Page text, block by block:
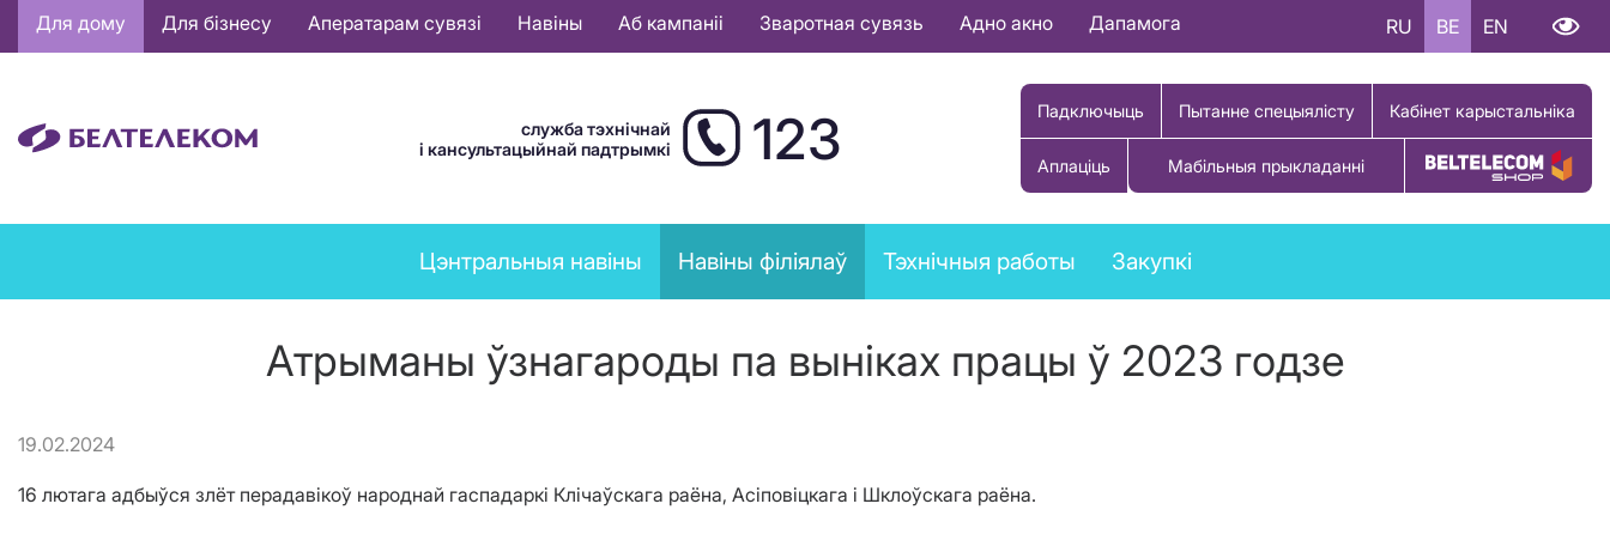
Основная
навигация
Для дому Для бізнесу Аператарам сувязі Навіны Аб кампаніі Зваротная сувязь Адно акно Дапамога RU BE EN
служба тэхнічнай
і кансультацыйнай падтрымкі
123 Падключыць Пытанне спецыялісту Кабінет карыстальніка
Аплаціць Мабільныя прыкладанні Купіць тавар
News
menu
Цэнтральныя навіны Навіны філіялаў Тэхнічныя работы Закупкі
Атрыманы ўзнагароды па выніках працы ў 2023 годзе
19.02.2024
16 лютага адбыўся злёт перадавікоў народнай гаспадаркі Клічаўскага раёна, Асіповіцкага і Шклоўскага раёна.